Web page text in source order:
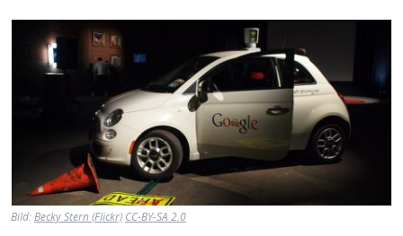
Bild
Bild:Becky Stern (Flickr) CC-BY-SA 2.0